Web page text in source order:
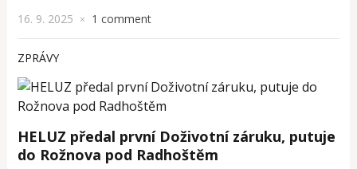
16. 9. 2025 × 1 comment
ZPRÁVY
HELUZ předal první Doživotní záruku, putuje
do Rožnova pod Radhoštěm